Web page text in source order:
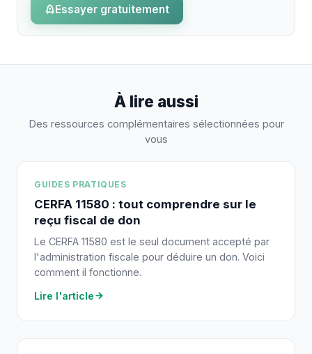
Essayer gratuitement
À lire aussi
Des ressources complémentaires sélectionnées pour
vous
GUIDES PRATIQUES
CERFA 11580 : tout comprendre sur le
reçu fiscal de don
Le CERFA 11580 est le seul document accepté par
l'administration fiscale pour déduire un don. Voici
comment il fonctionne.
Lire l'article